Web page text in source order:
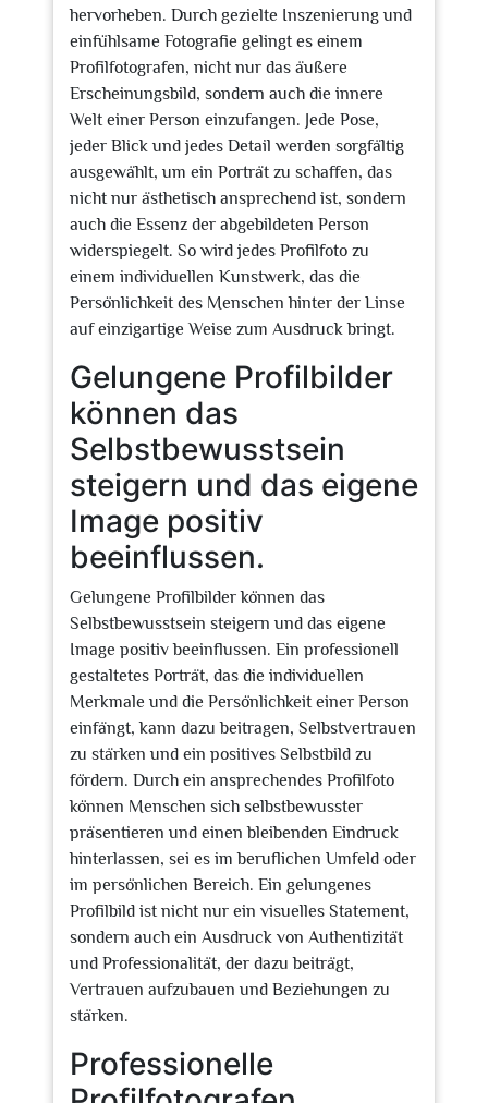
hervorheben. Durch gezielte Inszenierung und
einfühlsame Fotografie gelingt es einem
Profilfotografen, nicht nur das äußere
Erscheinungsbild, sondern auch die innere
Welt einer Person einzufangen. Jede Pose,
jeder Blick und jedes Detail werden sorgfältig
ausgewählt, um ein Porträt zu schaffen, das
nicht nur ästhetisch ansprechend ist, sondern
auch die Essenz der abgebildeten Person
widerspiegelt. So wird jedes Profilfoto zu
einem individuellen Kunstwerk, das die
Persönlichkeit des Menschen hinter der Linse
auf einzigartige Weise zum Ausdruck bringt.
Gelungene Profilbilder
können das
Selbstbewusstsein
steigern und das eigene
Image positiv
beeinflussen.
Gelungene Profilbilder können das
Selbstbewusstsein steigern und das eigene
Image positiv beeinflussen. Ein professionell
gestaltetes Porträt, das die individuellen
Merkmale und die Persönlichkeit einer Person
einfängt, kann dazu beitragen, Selbstvertrauen
zu stärken und ein positives Selbstbild zu
fördern. Durch ein ansprechendes Profilfoto
können Menschen sich selbstbewusster
präsentieren und einen bleibenden Eindruck
hinterlassen, sei es im beruflichen Umfeld oder
im persönlichen Bereich. Ein gelungenes
Profilbild ist nicht nur ein visuelles Statement,
sondern auch ein Ausdruck von Authentizität
und Professionalität, der dazu beiträgt,
Vertrauen aufzubauen und Beziehungen zu
stärken.
Professionelle